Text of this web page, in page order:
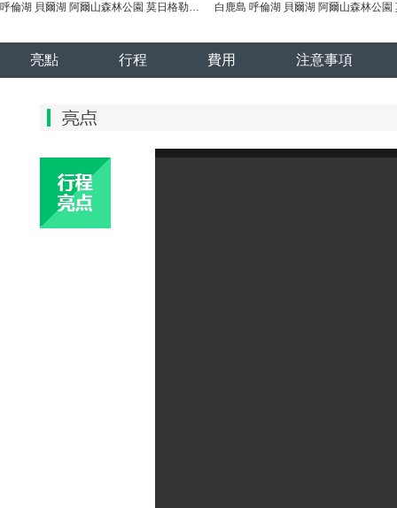
呼倫湖 貝爾湖 阿爾山森林公園 莫日格勒河
鄉(xiāng) 烏蘭山 中俄界河 太極八卦圖 月牙
泡 老鷹嘴 莫爾道嘎 敖魯古雅 油菜花 黑山頭
蒙古包篝火晚會 滿洲里國門 套娃廣場
白鹿島 呼倫湖 貝爾湖 阿爾山森林公園
斯民族鄉(xiāng) 烏蘭山 中俄界河 太極
圖 月牙泡 老鷹嘴 敖魯古雅 油菜花 黑
古包篝火晚會 滿洲里國門 套娃廣場
亮點 行程 費用 注意事項